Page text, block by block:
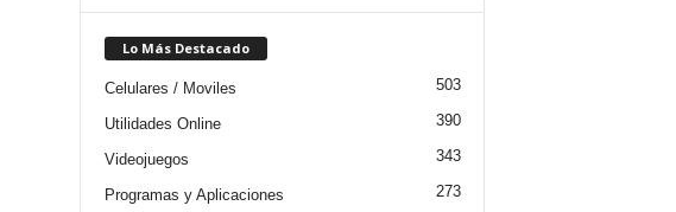
Lo Más Destacado
Celulares / Moviles 503
Utilidades Online 390
Videojuegos 343
Programas y Aplicaciones 273